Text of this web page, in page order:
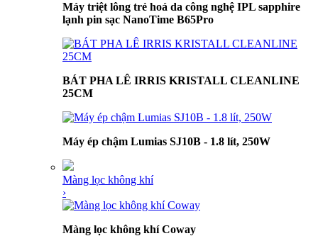
Máy triệt lông trẻ hoá da công nghệ IPL sapphire
lạnh pin sạc NanoTime B65Pro
BÁT PHA LÊ IRRIS KRISTALL CLEANLINE
25CM
Máy ép chậm Lumias SJ10B - 1.8 lít, 250W
Màng lọc không khí
›
Màng lọc không khí Coway